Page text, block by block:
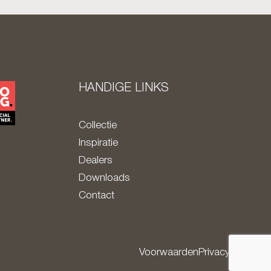
HANDIGE LINKS
Collectie
Inspiratie
Dealers
Downloads
Contact
Voorwaarden Privacy policy